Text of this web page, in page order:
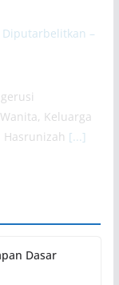
Diputarbelitkan –
Keluarga
Hasrunizah [...]
Dasar